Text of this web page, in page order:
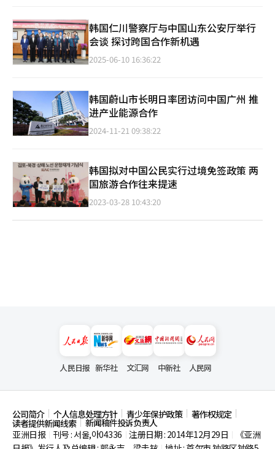
韩国仁川警察厅与中国山东公安厅举行
会谈 探讨跨国合作新机遇
2025-06-10 16:36:22
韩国蔚山市长明日率团访问中国广州 推
进产业能源合作
2024-11-21 09:38:22
韩国拟对中国公民实行过境免签政策 两
国旅游合作往来提速
2023-03-28 10:43:20
人民日报 新华社 文汇网 中新社 人民网
公司简介 个人信息处理方针 青少年保护政策 著作权规定
读者提供新闻线索
新闻稿件投诉负责人
亚洲日报
刊号 : 서울,아04336 注册日期 : 2014年12月29日
《亚洲